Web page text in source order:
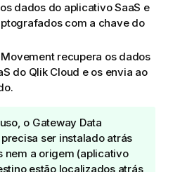
dados do aplicativo SaaS e
com a chave do
recupera os dados
do Qlik Cloud e os envia ao
o Gateway Data
precisa ser instalado atrás
nem a origem (aplicativo
estão localizados atrás